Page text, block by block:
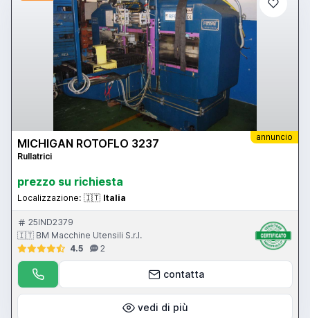
annuncio
MICHIGAN ROTOFLO 3237
Rullatrici
prezzo su richiesta
Localizzazione: 🇮🇹 Italia
25IND2379
🇮🇹 BM Macchine Utensili S.r.l.
4.5
2
contatta
vedi di più